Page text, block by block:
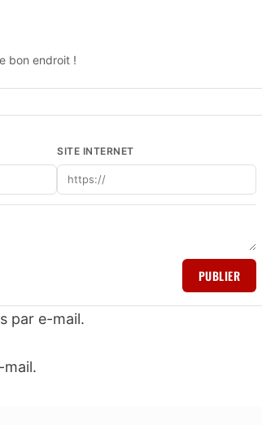
bon endroit !
SITE INTERNET
PUBLIER
par e-mail.